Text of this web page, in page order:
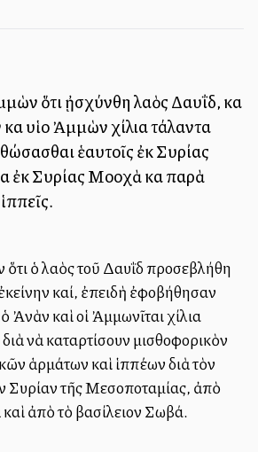
ὅτι ᾐσχύνθη λαὸς Δαυΐδ, καὶ
υἱοὶ Ἀμμὼν χίλια τάλαντα
ἑαυτοῖς ἐκ Συρίας
ἐκ Συρίας Μοοχὰ καὶ παρὰ
ὅτι ὁ λαὸς τοῦ Δαυῒδ προσεβλήθη
καί, ἐπειδὴ ἐφοβήθησαν
Ἀνὰν καὶ οἱ Ἀμμωνῖται χίλια
νὰ καταρτίσουν μισθοφορικὸν
ἁρμάτων καὶ ἱππέων διὰ τὸν
Συρίαν τῆς Μεσοποταμίας, ἀπὸ
ἀπὸ τὸ βασίλειον Σωβά.